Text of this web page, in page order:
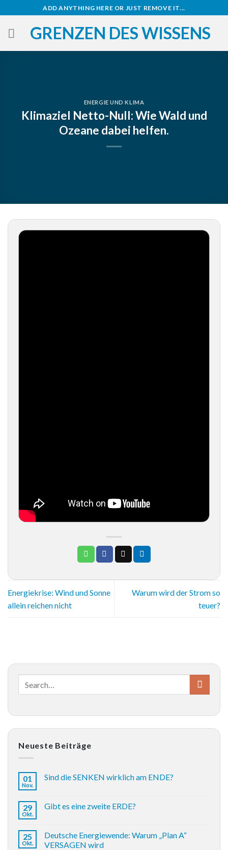
springen
ADD ANYTHING HERE OR JUST REMOVE IT...
GRENZEN DES WISSENS
ENERGIE UND KLIMA
Klimaziel Netto-Null: Wie Wald und
Ozeane dabei helfen.
Energiekrise: Wind und Sonne
allein reichen nicht
Warum wird der Strom so
teuer?
Neueste Beiträge
01
Nov.
Sind die SENKEN wirklich am ENDE?
29
Okt.
Gibt es eine zweite ERDE?
25
Okt.
Deutsche Energiewende: Warum „Plan A“
VERSAGEN wird